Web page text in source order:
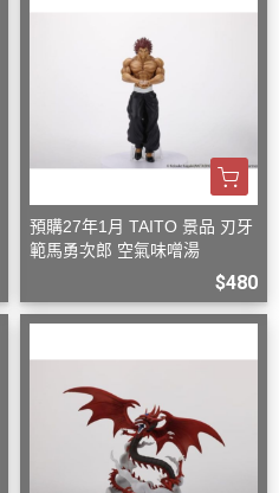
預購27年1月 TAITO 景品 刃牙
範馬勇次郎 空氣味噌湯
$480